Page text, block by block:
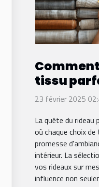
tissu
rideaux
23 février 2025
La quête du
où chaque choix
promesse
intérieur. La
vos rideaux sur
influence non